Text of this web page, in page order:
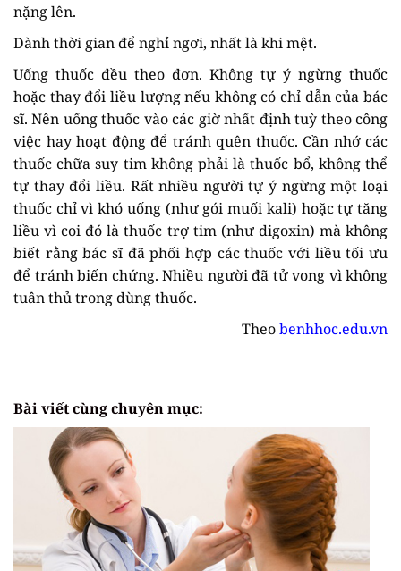
nặng lên.
Dành thời gian để nghỉ ngơi, nhất là khi mệt.
Uống thuốc đều theo đơn. Không tự ý ngừng thuốc
hoặc thay đổi liều lượng nếu không có chỉ dẫn của bác
sĩ. Nên uống thuốc vào các giờ nhất định tuỳ theo công
việc hay hoạt động để tránh quên thuốc. Cần nhớ các
thuốc chữa suy tim không phải là thuốc bổ, không thể
tự thay đổi liều. Rất nhiều người tự ý ngừng một loại
thuốc chỉ vì khó uống (như gói muối kali) hoặc tự tăng
liều vì coi đó là thuốc trợ tim (như digoxin) mà không
biết rằng bác sĩ đã phối hợp các thuốc với liều tối ưu
để tránh biến chứng. Nhiều người đã tử vong vì không
tuân thủ trong dùng thuốc.
Theobenhhoc.edu.vn
Bài viết cùng chuyên mục: